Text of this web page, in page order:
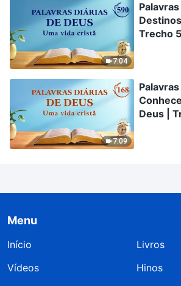
7:04
Trecho
7:09
Deus |
Menu
Início
Livros
Vídeos
Hinos